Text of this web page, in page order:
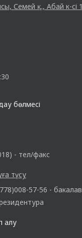
Семей қ., Абай к-сі
бөлмесі
- тел/факс
түсу
57-56 -
алу